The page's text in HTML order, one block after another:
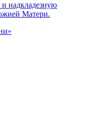
надкладезную
Матери.